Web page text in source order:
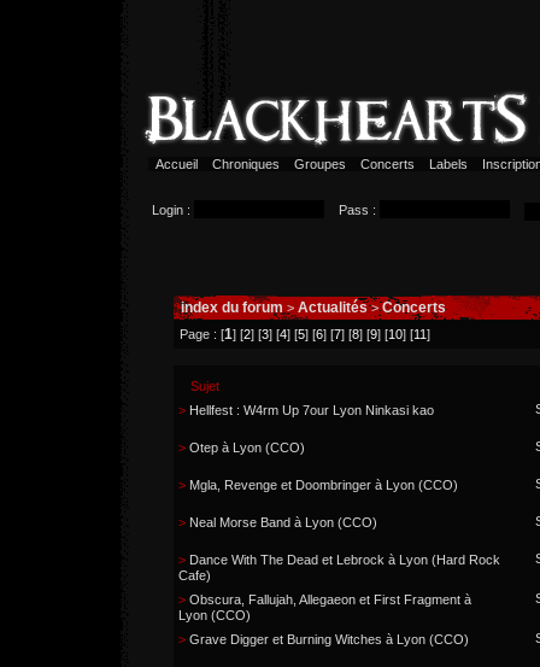
Accueil Chroniques Groupes Concerts Labels
Login : Pass :
index du forum > Actualités > Concerts
Page : [1] [2] [3] [4] [5] [6] [7] [8] [9] [10] [11]
Sujet
> Hellfest : W4rm Up 7our Lyon Ninkasi kao
> Otep à Lyon (CCO)
> Mgla, Revenge et Doombringer à Lyon (CCO)
> Neal Morse Band à Lyon (CCO)
> Dance With The Dead et Lebrock à Lyon (Hard Rock
Cafe)
> Obscura, Fallujah, Allegaeon et First Fragment à
Lyon (CCO)
> Grave Digger et Burning Witches à Lyon (CCO)